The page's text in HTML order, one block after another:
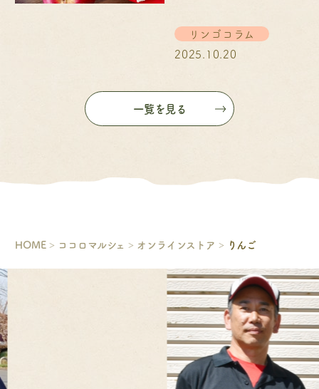
リンゴコラム
2025.10.20
一覧を見る
HOME ココロマルシェ オンラインストア りんご